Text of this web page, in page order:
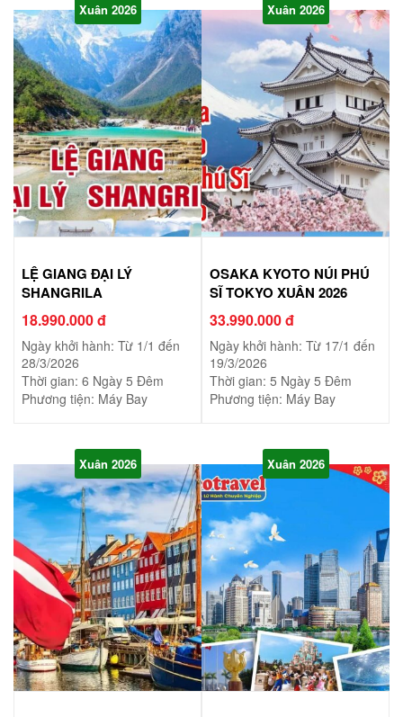
Xuân 2026
LỆ GIANG ĐẠI LÝ
SHANGRILA
18.990.000 đ
Ngày khởi hành: Từ 1/1 đến
28/3/2026
Thời gian: 6 Ngày 5 Đêm
Phương tiện: Máy Bay
Xuân 2026
OSAKA KYOTO NÚI PHÚ
SĨ TOKYO XUÂN 2026
33.990.000 đ
Ngày khởi hành: Từ 17/1 đến
19/3/2026
Thời gian: 5 Ngày 5 Đêm
Phương tiện: Máy Bay
Xuân 2026 Xuân 2026